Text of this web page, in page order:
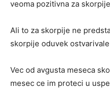
veoma pozitivna za
Ali to za skorpije ne
skorpije oduvek
Vec od avgusta meseca
mesec ce im proteci u